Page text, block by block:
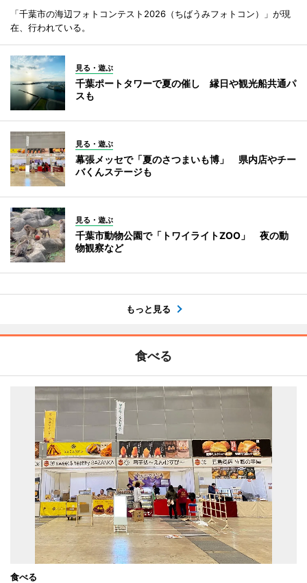
「千葉市の海辺フォトコンテスト2026（ちばうみフォトコン）」が現
在、行われている。
見る・遊ぶ
千葉ポートタワーで夏の催し 縁日や観光船共通パ
スも
見る・遊ぶ
幕張メッセで「夏のさつまいも博」 県内店やチー
バくんステージも
見る・遊ぶ
千葉市動物公園で「トワイライトZOO」 夜の動
物観察など
もっと見る
食べる
食べる